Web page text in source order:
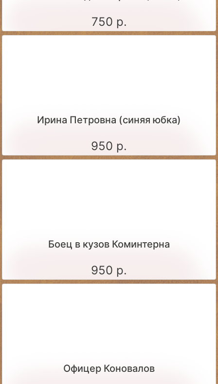
750 р.
Ирина Петровна (синяя юбка)
950 р.
Боец в кузов Коминтерна
950 р.
Офицер Коновалов